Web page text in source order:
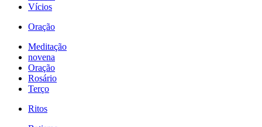
Vícios
Oração
Meditação
novena
Oração
Rosário
Terço
Ritos